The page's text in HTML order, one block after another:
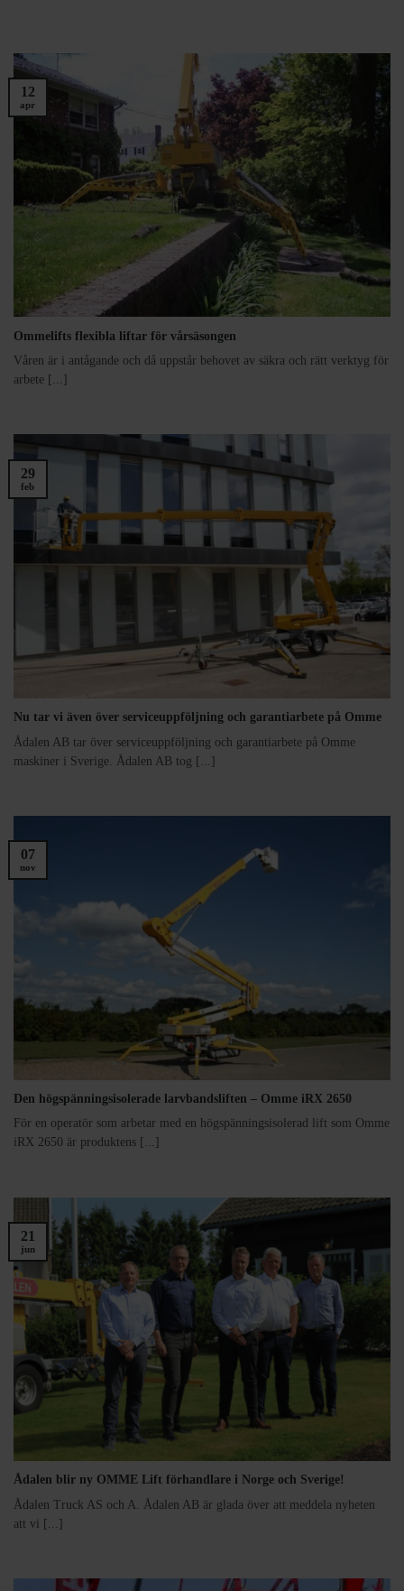
Ommelifts flexibla liftar för vårsäsongen
Våren är i antågande och då uppstår behovet av säkra och rätt verktyg för
arbete [...]
12
apr
Nu tar vi även över serviceuppföljning och garantiarbete på Omme
Ådalen AB tar över serviceuppföljning och garantiarbete på Omme
maskiner i Sverige. Ådalen AB tog [...]
29
feb
Den högspänningsisolerade larvbandsliften – Omme iRX 2650
För en operatör som arbetar med en högspänningsisolerad lift som Omme
iRX 2650 är produktens [...]
07
nov
Ådalen blir ny OMME Lift förhandlare i Norge och Sverige!
Ådalen Truck AS och A. Ådalen AB är glada över att meddela nyheten
att vi [...]
21
jun